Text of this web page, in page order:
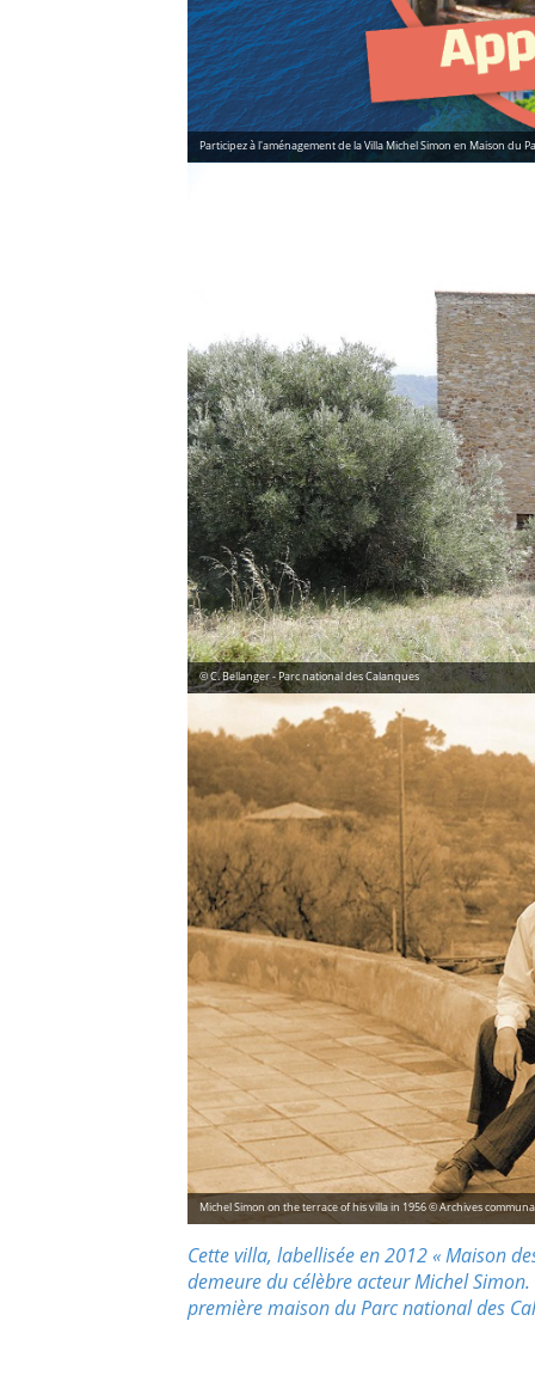
Participez à l'aménagement de la Villa Michel Simon en Maison du
© C. Bellanger - Parc national des Calanques
Michel Simon on the terrace of his villa in 1956 © Archives
Cette villa, labellisée en 2012 « Maison
demeure du célèbre acteur Michel
première maison du Parc national des